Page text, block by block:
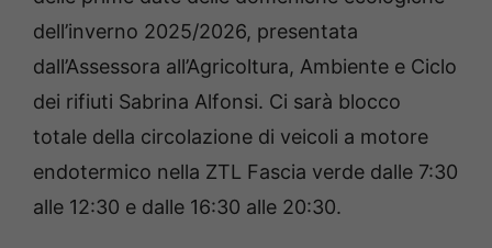
dell’inverno 2025/2026, presentata
dall’Assessora all’Agricoltura, Ambiente e Ciclo
dei rifiuti Sabrina Alfonsi. Ci sarà blocco
totale della circolazione di veicoli a motore
endotermico nella ZTL Fascia verde dalle 7:30
alle 12:30 e dalle 16:30 alle 20:30.